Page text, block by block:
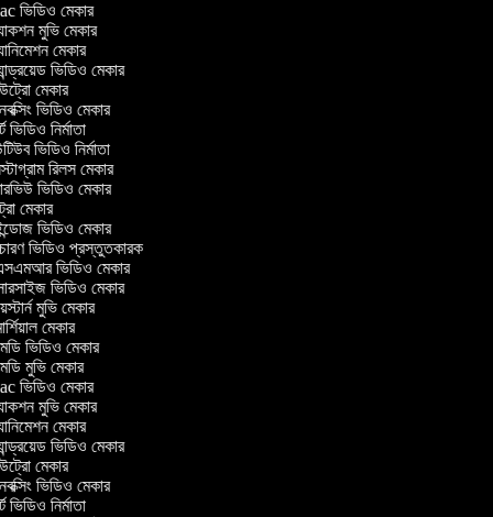
ভিডিও মেকার
মুভি মেকার
মেকার
ভিডিও মেকার
মেকার
ভিডিও মেকার
নির্মাতা
ভিডিও নির্মাতা
রিলস মেকার
ভিডিও মেকার
মেকার
ভিডিও মেকার
ভিডিও প্রস্তুতকারক
ভিডিও মেকার
ভিডিও মেকার
মুভি মেকার
মেকার
ভিডিও মেকার
মুভি মেকার
ভিডিও মেকার
মুভি মেকার
মেকার
ভিডিও মেকার
মেকার
ভিডিও মেকার
নির্মাতা